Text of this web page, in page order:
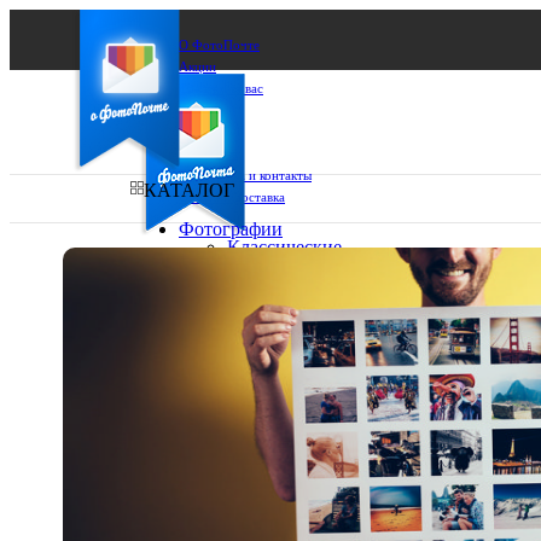
О ФотоПочте
Акции
Сделаем за вас
Бизнесу
FAQ
Франшиза
Поддержка и контакты
Оплата и доставка
Ваш регион доставки
Выберите из списка:
КАТАЛОГ
Фотографии
Классические
10х15
13х18
15х15
15х20
20х20
20х30
30х30
30х40
А4